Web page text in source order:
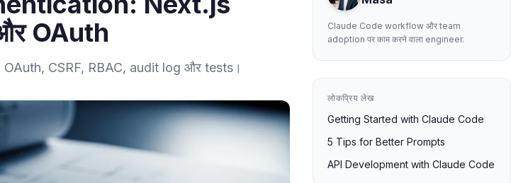
OAuth
OAuth, CSRF, RBAC, audit log और tests।
Claude Code workflow और team
adoption पर काम करने वाला engineer.
लोकप्रिय लेख
Getting Started with Claude Code
5 Tips for Better Prompts
API Development with Claude Code